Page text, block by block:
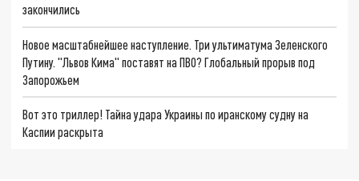
закончились
Новое масштабнейшее наступление. Три ультиматума Зеленского
Путину. "Львов Кима" поставят на ПВО? Глобальный прорыв под
Запорожьем
Вот это триллер! Тайна удара Украины по иранскому судну на
Каспии раскрыта